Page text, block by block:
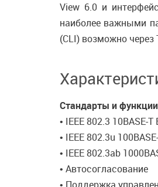
View 6.0 и
наиболее важными
(CLI) возможно
Стандарты и
• IEEE 802.3
• IEEE 802.3u
• IEEE 802.3ab
• Автосогласование